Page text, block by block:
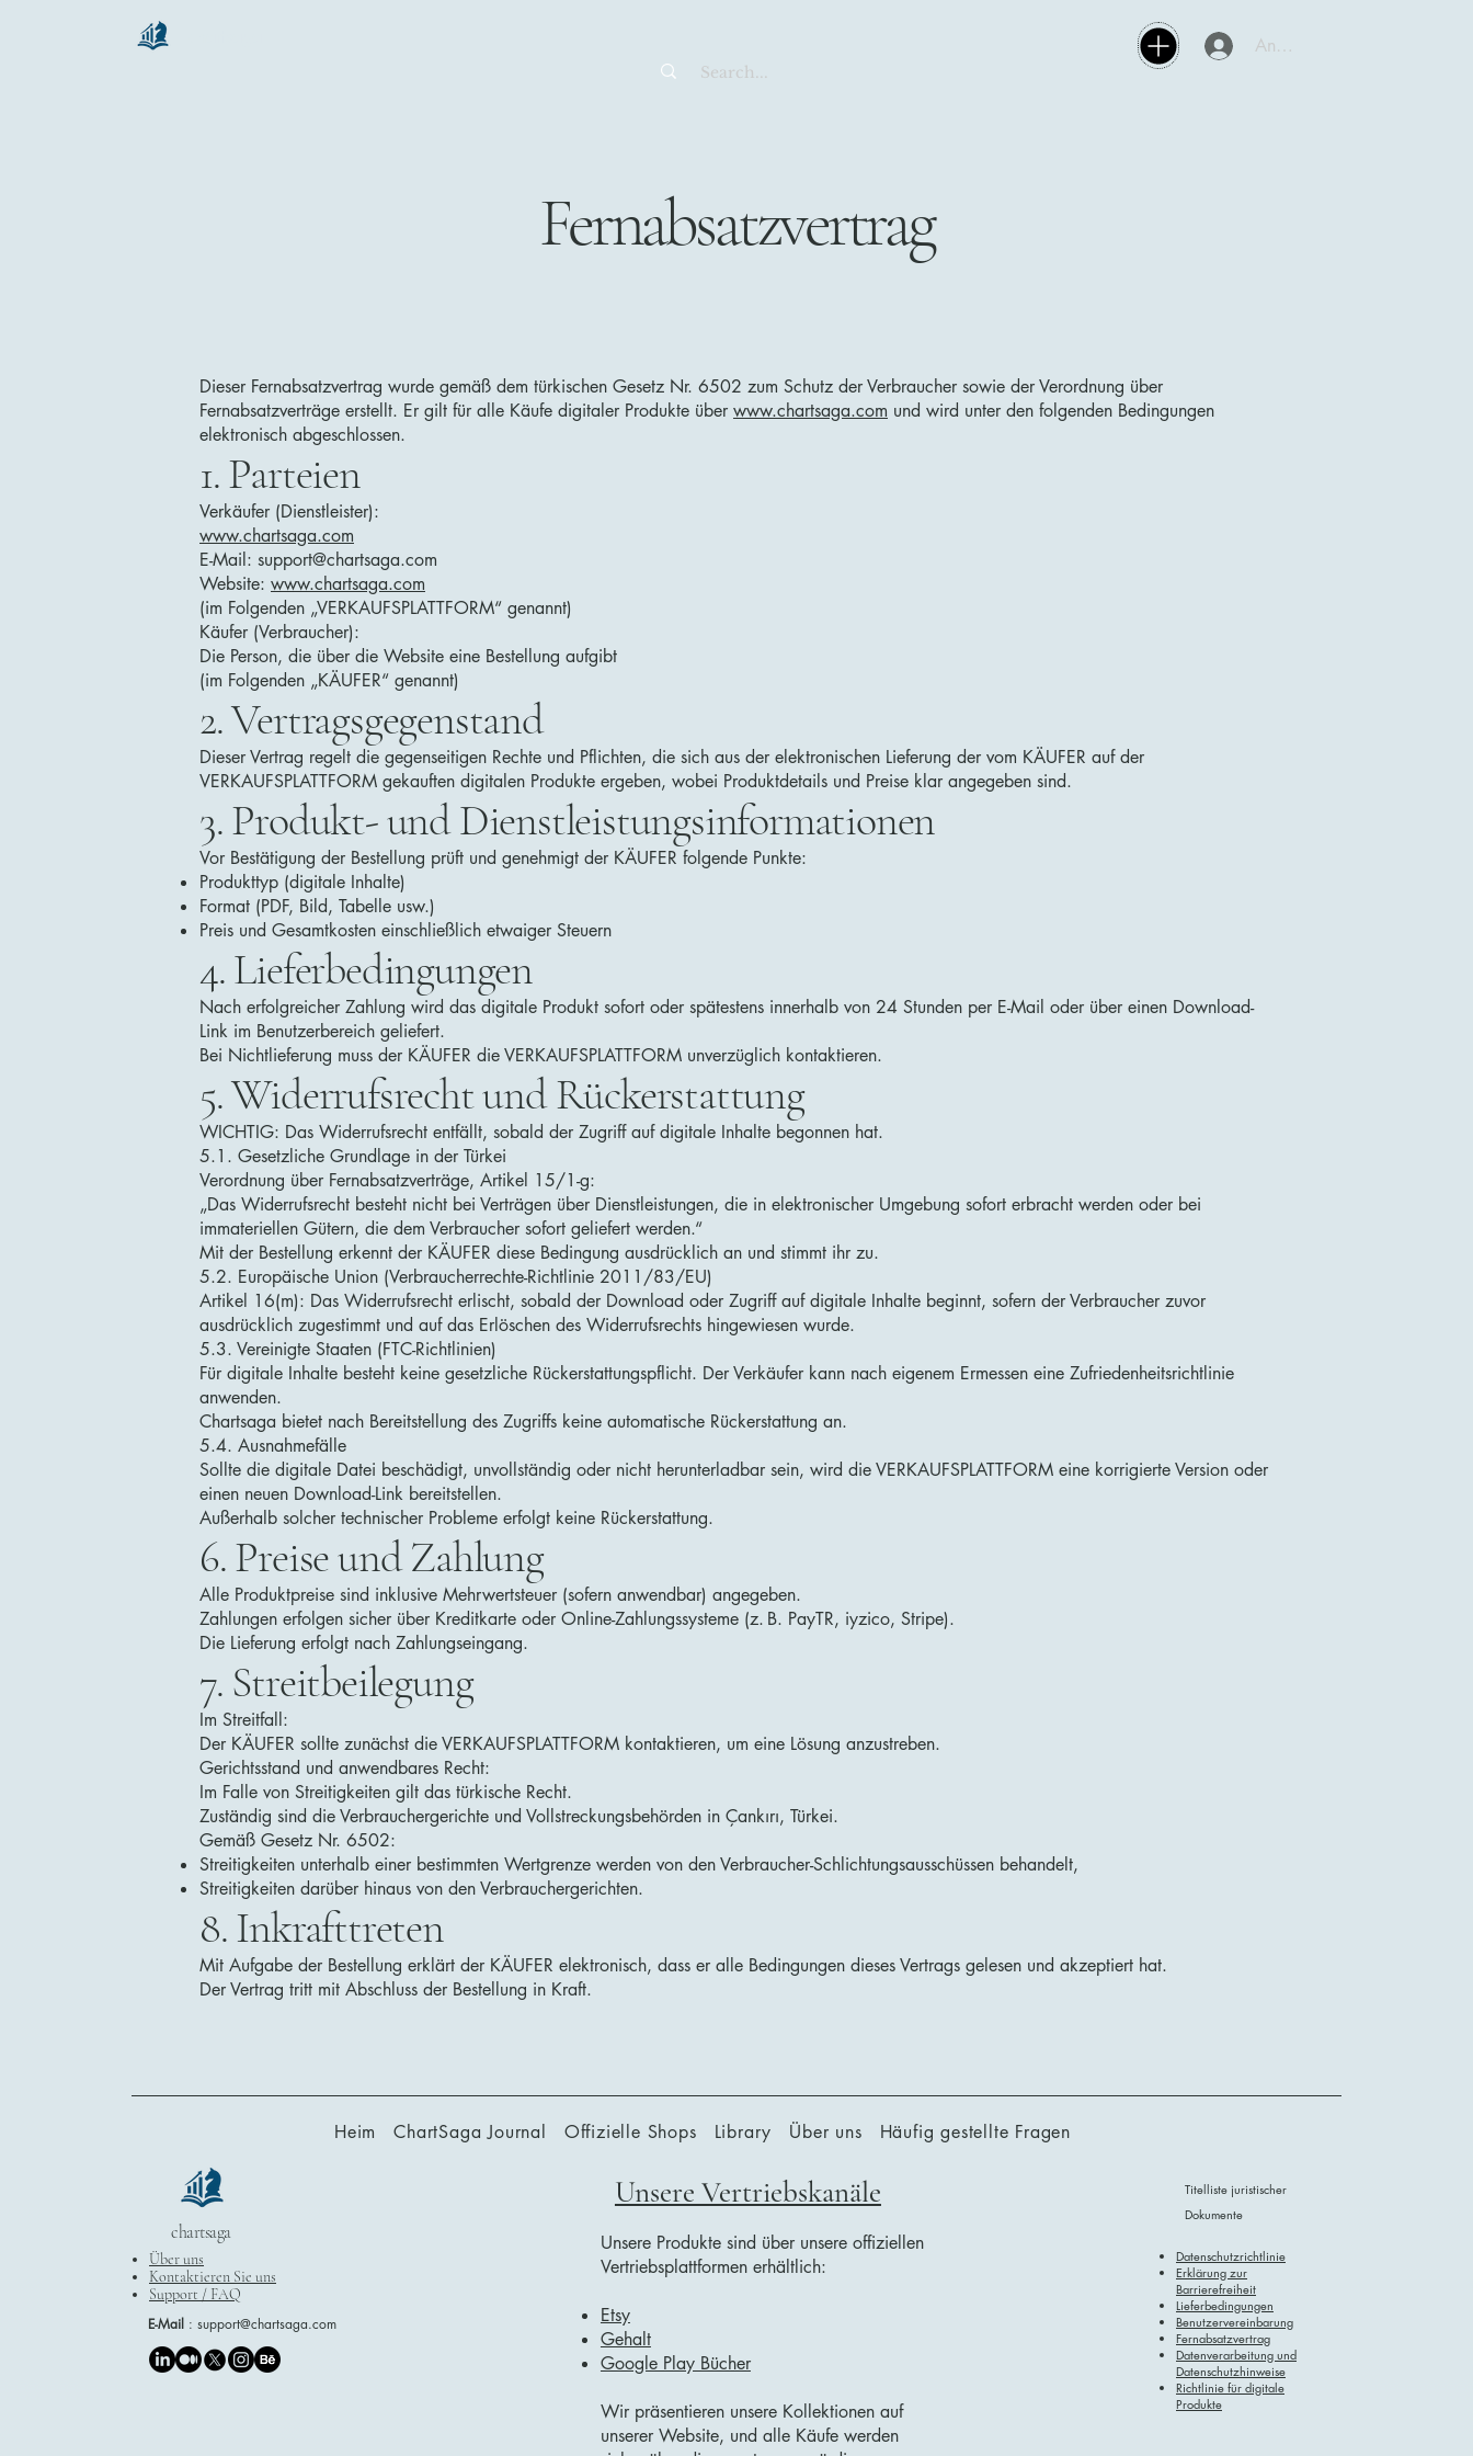
Anmelden
Fernabsatzvertrag
Dieser Fernabsatzvertrag wurde gemäß dem türkischen Gesetz Nr. 6502 zum Schutz der Verbraucher sowie der Verordnung über
Fernabsatzverträge erstellt. Er gilt für alle Käufe digitaler Produkte über www.chartsaga.com und wird unter den folgenden Bedingungen
elektronisch abgeschlossen.
1. Parteien
Verkäufer (Dienstleister):
www.chartsaga.com
E-Mail: support@chartsaga.com
Website: www.chartsaga.com
(im Folgenden „VERKAUFSPLATTFORM“ genannt)
Käufer (Verbraucher):
Die Person, die über die Website eine Bestellung aufgibt
(im Folgenden „KÄUFER“ genannt)
2. Vertragsgegenstand
Dieser Vertrag regelt die gegenseitigen Rechte und Pflichten, die sich aus der elektronischen Lieferung der vom KÄUFER auf der
VERKAUFSPLATTFORM gekauften digitalen Produkte ergeben, wobei Produktdetails und Preise klar angegeben sind.
3. Produkt- und Dienstleistungsinformationen
Vor Bestätigung der Bestellung prüft und genehmigt der KÄUFER folgende Punkte:
Produkttyp (digitale Inhalte)
Format (PDF, Bild, Tabelle usw.)
Preis und Gesamtkosten einschließlich etwaiger Steuern
4. Lieferbedingungen
Nach erfolgreicher Zahlung wird das digitale Produkt sofort oder spätestens innerhalb von 24 Stunden per E-Mail oder über einen Download-
Link im Benutzerbereich geliefert.
Bei Nichtlieferung muss der KÄUFER die VERKAUFSPLATTFORM unverzüglich kontaktieren.
5. Widerrufsrecht und Rückerstattung
WICHTIG: Das Widerrufsrecht entfällt, sobald der Zugriff auf digitale Inhalte begonnen hat.
5.1. Gesetzliche Grundlage in der Türkei
Verordnung über Fernabsatzverträge, Artikel 15/1-g:
„Das Widerrufsrecht besteht nicht bei Verträgen über Dienstleistungen, die in elektronischer Umgebung sofort erbracht werden oder bei
immateriellen Gütern, die dem Verbraucher sofort geliefert werden.“
Mit der Bestellung erkennt der KÄUFER diese Bedingung ausdrücklich an und stimmt ihr zu.
5.2. Europäische Union (Verbraucherrechte-Richtlinie 2011/83/EU)
Artikel 16(m): Das Widerrufsrecht erlischt, sobald der Download oder Zugriff auf digitale Inhalte beginnt, sofern der Verbraucher zuvor
ausdrücklich zugestimmt und auf das Erlöschen des Widerrufsrechts hingewiesen wurde.
5.3. Vereinigte Staaten (FTC-Richtlinien)
Für digitale Inhalte besteht keine gesetzliche Rückerstattungspflicht. Der Verkäufer kann nach eigenem Ermessen eine Zufriedenheitsrichtlinie
anwenden.
Chartsaga bietet nach Bereitstellung des Zugriffs keine automatische Rückerstattung an.
5.4. Ausnahmefälle
Sollte die digitale Datei beschädigt, unvollständig oder nicht herunterladbar sein, wird die VERKAUFSPLATTFORM eine korrigierte Version oder
einen neuen Download-Link bereitstellen.
Außerhalb solcher technischer Probleme erfolgt keine Rückerstattung.
6. Preise und Zahlung
Alle Produktpreise sind inklusive Mehrwertsteuer (sofern anwendbar) angegeben.
Zahlungen erfolgen sicher über Kreditkarte oder Online-Zahlungssysteme (z. B. PayTR, iyzico, Stripe).
Die Lieferung erfolgt nach Zahlungseingang.
7. Streitbeilegung
Im Streitfall:
Der KÄUFER sollte zunächst die VERKAUFSPLATTFORM kontaktieren, um eine Lösung anzustreben.
Gerichtsstand und anwendbares Recht:
Im Falle von Streitigkeiten gilt das türkische Recht.
Zuständig sind die Verbrauchergerichte und Vollstreckungsbehörden in Çankırı, Türkei.
Gemäß Gesetz Nr. 6502:
Streitigkeiten unterhalb einer bestimmten Wertgrenze werden von den Verbraucher-Schlichtungsausschüssen behandelt,
Streitigkeiten darüber hinaus von den Verbrauchergerichten.
8. Inkrafttreten
Mit Aufgabe der Bestellung erklärt der KÄUFER elektronisch, dass er alle Bedingungen dieses Vertrags gelesen und akzeptiert hat.
Der Vertrag tritt mit Abschluss der Bestellung in Kraft.
chartsaga
Über uns
Kontaktieren Sie uns
Support / FAQ
E-Mail : support@chartsaga.com
Unsere Vertriebskanäle
Unsere Produkte sind über unsere offiziellen
Vertriebsplattformen erhältlich:
Etsy
Gehalt
Google Play Bücher
Wir präsentieren unsere Kollektionen auf
unserer Website, und alle Käufe werden
Titelliste juristischer
Dokumente
Datenschutzrichtlinie
Erklärung zur
Barrierefreiheit
Lieferbedingungen
Benutzervereinbarung
Fernabsatzvertrag
Datenverarbeitung und
Datenschutzhinweise
Richtlinie für digitale
Produkte
Heim ChartSaga Journal Offizielle Shops Library Über uns Häufig gestellte Fragen